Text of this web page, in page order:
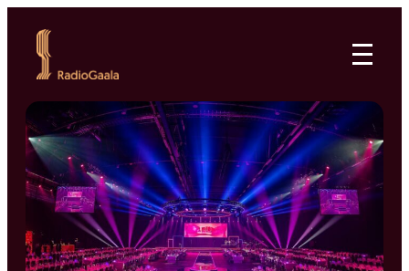
sisältöön
RadioGaala